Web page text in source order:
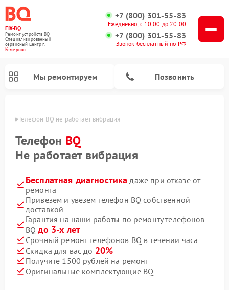
FIX-BQ
Ремонт устройств BQ
Специализированный
cервисный центр г.
Кемерово
+7 (800) 301-55-83
Ежедневно, с 10:00 до 20:00
+7 (800) 301-55-83
Звонок бесплатный по РФ
Мы ремонтируем Позвонить
Телефон BQ не работает вибрация
Телефон BQ
Не работает вибрация
Бесплатная диагностика даже при отказе от
ремонта
Привезем и увезем телефон BQ собственной
доставкой
Гарантия на наши работы по ремонту телефонов
BQдо 3-х лет
Срочный ремонт телефонов BQ в течении часа
Скидка для вас до 20%
Получите 1500 рублей на ремонт
Оригинальные комплектующие BQ